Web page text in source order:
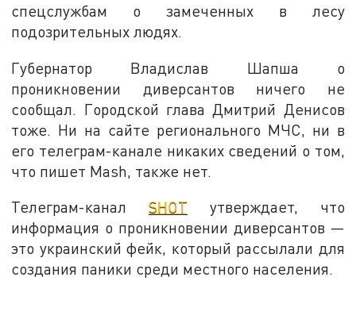
спецслужбам о замеченных в лесу
подозрительных людях.
Губернатор Владислав Шапша о
проникновении диверсантов ничего не
сообщал. Городской глава Дмитрий Денисов
тоже. Ни на сайте регионального МЧС, ни в
его телеграм-канале никаких сведений о том,
что пишет Mash, также нет.
Телеграм-каналSHOT утверждает, что
информация о проникновении диверсантов —
это украинский фейк, который рассылали для
создания паники среди местного населения.